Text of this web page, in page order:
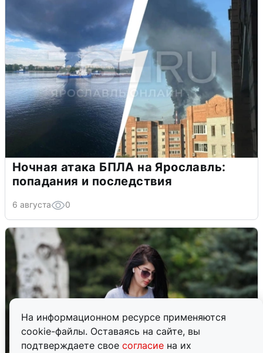
На информационном ресурсе применяются
cookie-файлы. Оставаясь на сайте, вы
подтверждаете свое согласие на их
Ночная атака БПЛА на Ярославль:
попадания и последствия
6 августа 0